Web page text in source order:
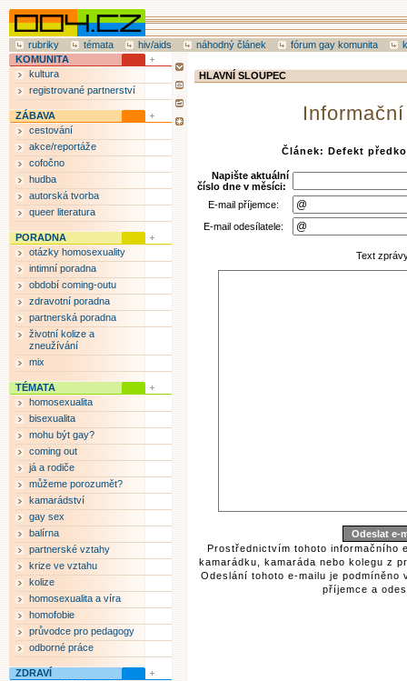
rubriky témata hiv/aids náhodný článek fórum gay komunita
HLAVNÍ SLOUPEC
Článek: Defekt
Napište aktuální
číslo dne v měsíci:
E-mail příjemce:
E-mail odesílatele:
Text
Prostřednictvím tohoto informačního
kamarádku, kamaráda nebo kolegu z
Odeslání tohoto e-mailu je podmíněno
příjemce a
KOMUNITA
kultura
registrované partnerství
ZÁBAVA
cestování
akce/reportáže
cofočno
hudba
autorská tvorba
queer literatura
PORADNA
otázky homosexuality
intimní poradna
období coming-outu
zdravotní poradna
partnerská poradna
životní kolize a
zneužívání
mix
TÉMATA
homosexualita
bisexualita
mohu být gay?
coming out
já a rodiče
můžeme porozumět?
kamarádství
gay sex
balírna
partnerské vztahy
krize ve vztahu
kolize
homosexualita a víra
homofobie
průvodce pro pedagogy
odborné práce
ZDRAVÍ